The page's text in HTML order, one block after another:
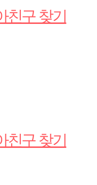
친구 찾기
친구 찾기